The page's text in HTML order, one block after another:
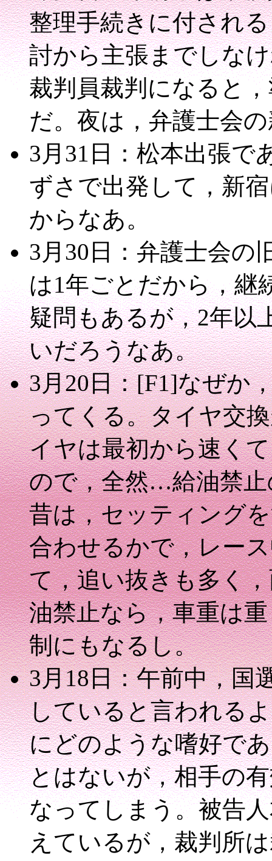
整理手続きに付され
討から主張までしな
裁判員裁判になると
だ。夜は，弁護士会
3月31日：松本出張
ずさで出発して，新
からなあ。
3月30日：弁護士会の
は1年ごとだから，継
疑問もあるが，2年以
いだろうなあ。
3月20日：[F1]なぜか
ってくる。タイヤ交
イヤは最初から速く
ので，全然…給油禁
昔は，セッティング
合わせるかで，レー
て，追い抜きも多く
油禁止なら，車重は
制にもなるし。
3月18日：午前中，国
していると言われる
にどのような嗜好で
とはないが，相手の
なってしまう。被告
えているが，裁判所